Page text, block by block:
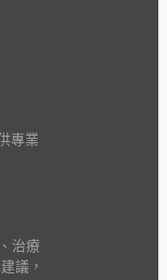
專業
治療
議，